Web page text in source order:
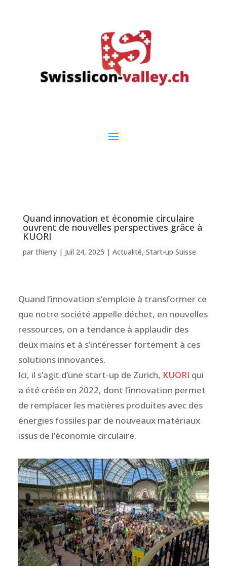
Quand innovation et économie circulaire
ouvrent de nouvelles perspectives grâce à
KUORI
par thierry| Juil 24, 2025 | Actualité, Start-up Suisse
Quand l’innovation s’emploie à transformer ce
que notre société appelle déchet, en nouvelles
ressources, on a tendance à applaudir des
deux mains et à s’intéresser fortement à ces
solutions innovantes.
Ici, il s’agit d’une start-up de Zurich, KUORI qui
a été créée en 2022, dont l’innovation permet
de remplacer les matières produites avec des
énergies fossiles par de nouveaux matériaux
issus de l’économie circulaire.